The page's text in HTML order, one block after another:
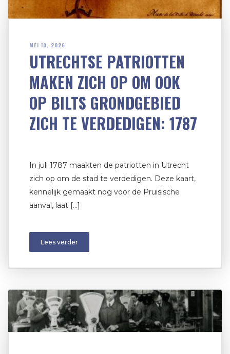
MEI 10, 2026
UTRECHTSE PATRIOTTEN
MAKEN ZICH OP OM OOK
OP BILTS GRONDGEBIED
ZICH TE VERDEDIGEN: 1787
In juli 1787 maakten de patriotten in Utrecht
zich op om de stad te verdedigen. Deze kaart,
kennelijk gemaakt nog voor de Pruisische
aanval, laat […]
Lees verder